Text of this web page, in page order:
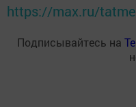
https://max.ru/
Подписывайтесь на